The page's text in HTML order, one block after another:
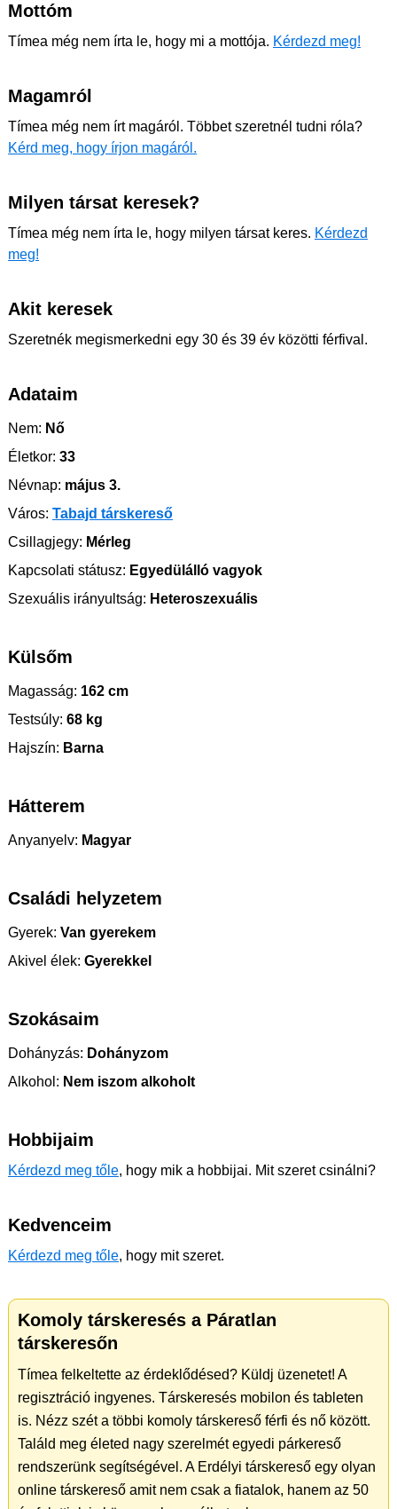
Mottóm
Tímea még nem írta le, hogy mi a mottója. Kérdezd meg!
Magamról
Tímea még nem írt magáról. Többet szeretnél tudni róla?
Kérd meg, hogy írjon magáról.
Milyen társat keresek?
Tímea még nem írta le, hogy milyen társat keres. Kérdezd
meg!
Akit keresek
Szeretnék megismerkedni egy 30 és 39 év közötti férfival.
Adataim
Nem: Nő
Életkor: 33
Névnap: május 3.
Város: Tabajd társkereső
Csillagjegy: Mérleg
Kapcsolati státusz: Egyedülálló vagyok
Szexuális irányultság: Heteroszexuális
Külsőm
Magasság: 162 cm
Testsúly: 68 kg
Hajszín: Barna
Hátterem
Anyanyelv: Magyar
Családi helyzetem
Gyerek: Van gyerekem
Akivel élek: Gyerekkel
Szokásaim
Dohányzás: Dohányzom
Alkohol: Nem iszom alkoholt
Hobbijaim
Kérdezd meg tőle, hogy mik a hobbijai. Mit szeret csinálni?
Kedvenceim
Kérdezd meg tőle, hogy mit szeret.
Komoly társkeresés a Páratlan
társkeresőn
Tímea felkeltette az érdeklődésed? Küldj üzenetet! A
regisztráció ingyenes. Társkeresés mobilon és tableten
is. Nézz szét a többi komoly társkereső férfi és nő között.
Találd meg életed nagy szerelmét egyedi párkereső
rendszerünk segítségével. A Erdélyi társkereső egy olyan
online társkereső amit nem csak a fiatalok, hanem az 50